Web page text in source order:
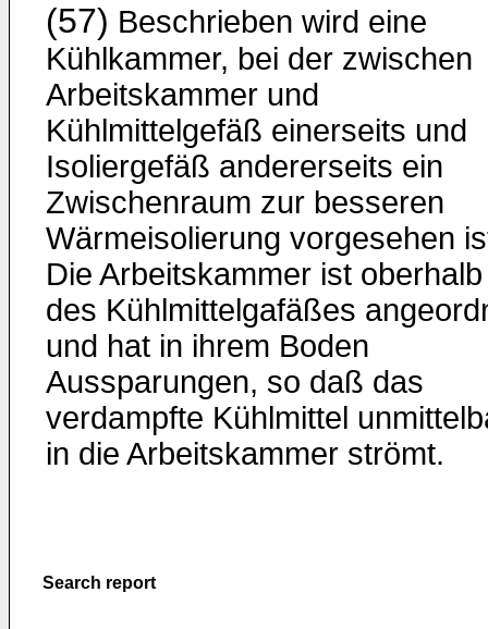
(57) Beschrieben wird eine
Kühlkammer, bei der zwischen
Arbeitskammer und
Kühlmittelgefäß einerseits und
Isoliergefäß andererseits ein
Zwischenraum zur besseren
Wärmeisolierung vorgesehen
Die Arbeitskammer ist oberhalb
des Kühlmittelgafäßes
und hat in ihrem Boden
Aussparungen, so daß das
verdampfte Kühlmittel
in die Arbeitskammer strömt.
Search report